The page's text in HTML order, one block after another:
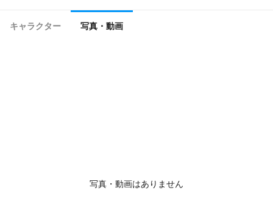
キャラクター 写真・動画
写真・動画はありません